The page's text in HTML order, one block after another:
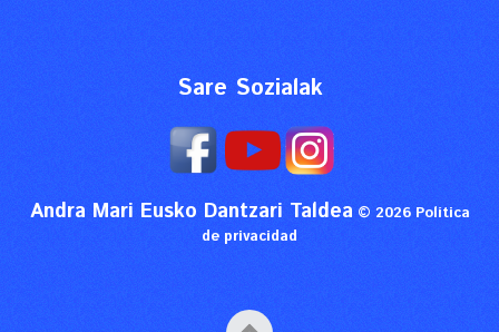
Sare Sozialak
Andra Mari Eusko Dantzari Taldea © 2026 Política
de privacidad